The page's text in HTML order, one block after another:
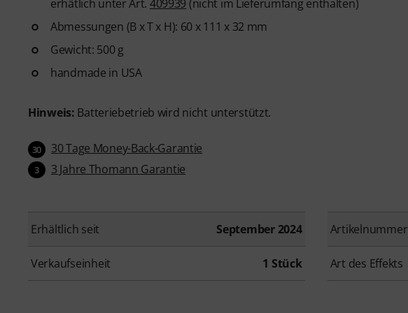
erhätlich unter Art. 409939 (nicht im Lieferumfang enthalten)
Abmessungen (B x T x H): 60 x 111 x 32 mm
Gewicht: 500 g
handmade in USA
Hinweis: Batteriebetrieb wird nicht unterstützt.
30 30 Tage Money-Back-Garantie
3 3 Jahre Thomann Garantie
Erhältlich seit September 2024 Artikelnummer
Verkaufseinheit 1 Stück Art des Effekts